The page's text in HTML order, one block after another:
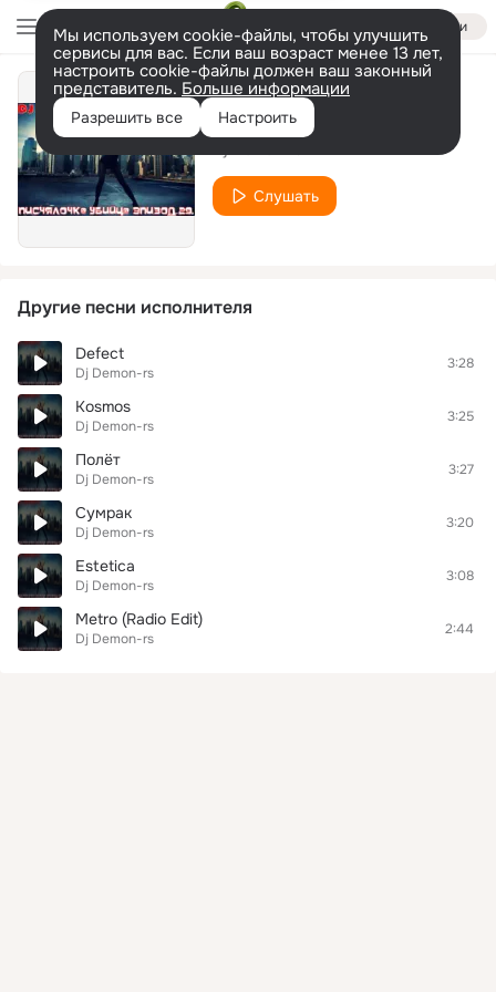
Войти
Мы используем cookie-файлы, чтобы улучшить
сервисы для вас. Если ваш возраст менее 13 лет,
настроить cookie-файлы должен ваш законный
представитель. Больше информации
Разрешить все Настроить
replica
Слушать
Другие песни исполнителя
Dеfect
Dj Demon-rs
3:28
Kosmos
Dj Demon-rs
3:25
Полёт
Dj Demon-rs
3:27
Сумрак
Dj Demon-rs
3:20
Estetica
Dj Demon-rs
3:08
Metro (Radio Edit)
Dj Demon-rs
2:44